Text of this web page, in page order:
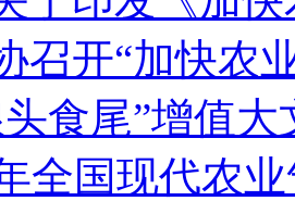
召开“加快农
食尾”增值大
全国现代农